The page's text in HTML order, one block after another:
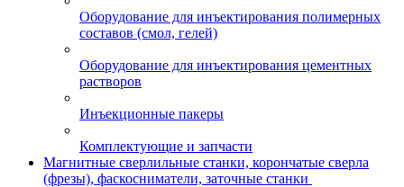
Оборудование для инъектирования полимерных
составов (смол, гелей)
Оборудование для инъектирования цементных
растворов
Инъекционные пакеры
Комплектующие и запчасти
Магнитные сверлильные станки, корончатые сверла
(фрезы), фаскосниматели, заточные станки